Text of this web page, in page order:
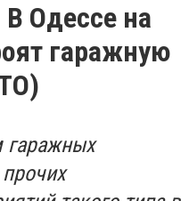
Одессе на
гаражную
гаражных